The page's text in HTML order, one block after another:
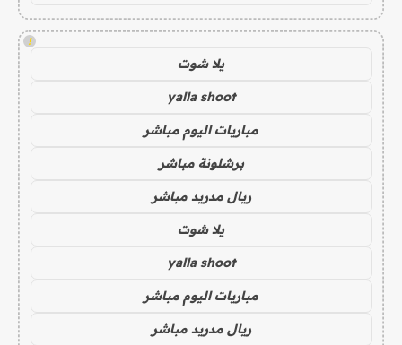
!
يلا شوت
yalla shoot
مباريات اليوم مباشر
برشلونة مباشر
ريال مدريد مباشر
يلا شوت
yalla shoot
مباريات اليوم مباشر
ريال مدريد مباشر